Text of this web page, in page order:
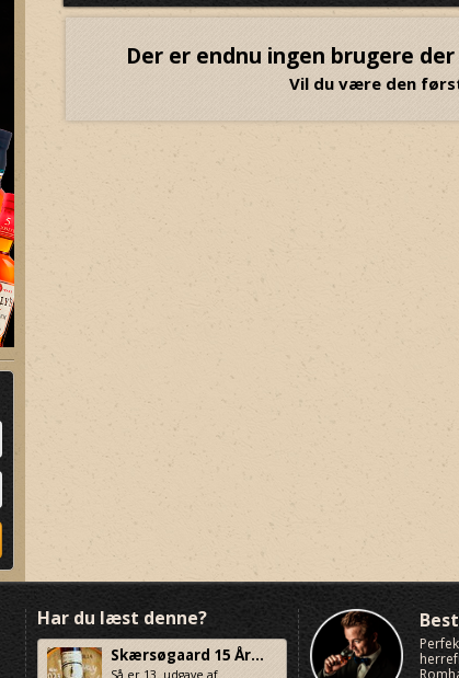
Der er endnu ingen brugere
Vil du være den
Har du læst denne?
Skærsøgaard 15 År...
Så er 13. udgave af